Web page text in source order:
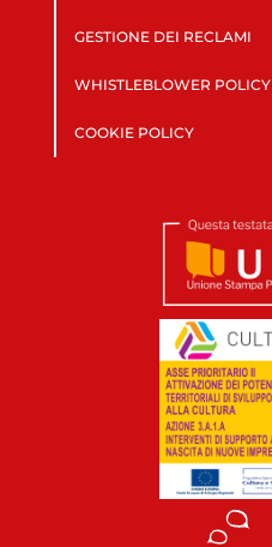
GESTIONE DEI RECLAMI
WHISTLEBLOWER POLICY
COOKIE POLICY